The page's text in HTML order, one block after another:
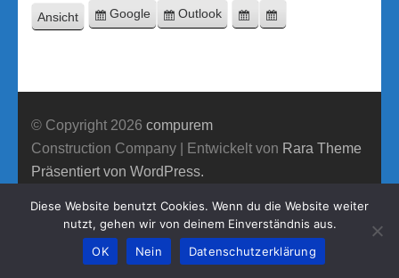
Ansicht ausdrucken
Eintragen
Google
Eintragen
Outlook
Google-
© Copyright 2026 compurem
Construction Company | Entwickelt von Rara Theme
Präsentiert von WordPress.
Diese Website benutzt Cookies. Wenn du die Website weiter
nutzt, gehen wir von deinem Einverständnis aus.
OK
Nein Datenschutzerklärung